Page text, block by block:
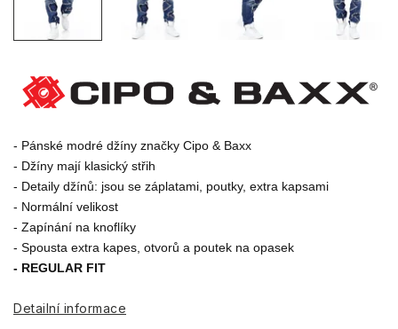
- Pánské modré džíny značky Cipo & Baxx
- Džíny mají klasický střih
- Detaily džínů: jsou se záplatami, poutky, extra kapsami
- Normální velikost
- Zapínání na knoflíky
- REGULAR FIT
Detailní informace